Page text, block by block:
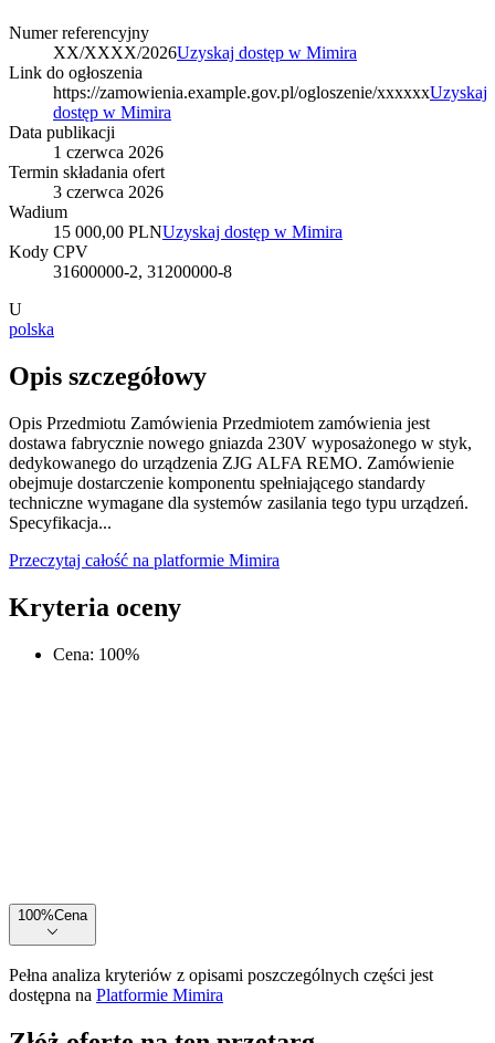
Numer referencyjny
XX/XXXX/2026Uzyskaj dostęp w Mimira
Link do ogłoszenia
https://zamowienia.example.gov.pl/ogloszenie/xxxxxxUzyskaj
dostęp w Mimira
Data publikacji
1 czerwca 2026
Termin składania ofert
3 czerwca 2026
Wadium
15 000,00 PLNUzyskaj dostęp w Mimira
Kody CPV
31600000-2, 31200000-8
U
polska
Opis szczegółowy
Opis Przedmiotu Zamówienia Przedmiotem zamówienia jest
dostawa fabrycznie nowego gniazda 230V wyposażonego w styk,
dedykowanego do urządzenia ZJG ALFA REMO. Zamówienie
obejmuje dostarczenie komponentu spełniającego standardy
techniczne wymagane dla systemów zasilania tego typu urządzeń.
Specyfikacja...
Przeczytaj całość na platformie Mimira
Kryteria oceny
Cena: 100%
100%Cena
Pełna analiza kryteriów z opisami poszczególnych części jest
dostępna na Platformie Mimira